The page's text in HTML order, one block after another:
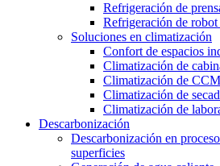
Refrigeración de
Refrigeración de robot
Soluciones en climatización
Confort de espacios
Climatización de
Climatización de CCM
Climatización de
Climatización de
Descarbonización
Descarbonización en
superficies